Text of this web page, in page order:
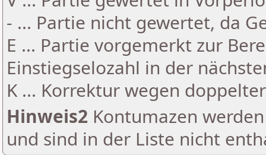
- ... Partie nicht gewertet, da
E ... Partie vorgemerkt zur
Einstiegselozahl in der
K ... Korrektur wegen
Hinweis2 Kontumazen
und sind in der Liste nicht